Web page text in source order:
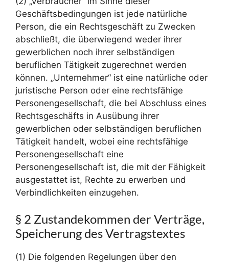
Geschäftsbedingungen ist jede natürliche
Person, die ein Rechtsgeschäft zu Zwecken
abschließt, die überwiegend weder ihrer
gewerblichen noch ihrer selbständigen
beruflichen Tätigkeit zugerechnet werden
können. „Unternehmer“ ist eine natürliche oder
juristische Person oder eine rechtsfähige
Personengesellschaft, die bei Abschluss eines
Rechtsgeschäfts in Ausübung ihrer
gewerblichen oder selbständigen beruflichen
Tätigkeit handelt, wobei eine rechtsfähige
Personengesellschaft eine
Personengesellschaft ist, die mit der Fähigkeit
ausgestattet ist, Rechte zu erwerben und
Verbindlichkeiten einzugehen.
§ 2 Zustandekommen der Verträge,
Speicherung des Vertragstextes
(1) Die folgenden Regelungen über den